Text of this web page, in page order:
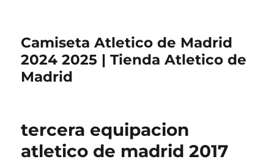
Camiseta Atletico de Madrid
2024 2025 | Tienda Atletico de
Madrid
tercera equipacion
atletico de madrid 2017